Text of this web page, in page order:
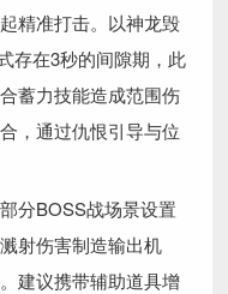
精准打击。以神龙毁
存在3秒的间隙期，此
蓄力技能造成范围伤
，通过仇恨引导与位
分BOSS战场景设置
射伤害制造输出机
建议携带辅助道具增